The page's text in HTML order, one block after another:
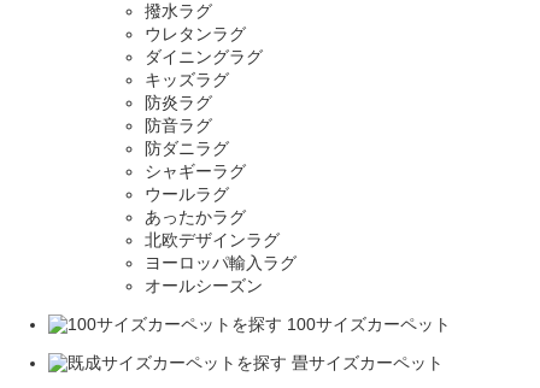
撥水ラグ
ウレタンラグ
ダイニングラグ
キッズラグ
防炎ラグ
防音ラグ
防ダニラグ
シャギーラグ
ウールラグ
あったかラグ
北欧デザインラグ
ヨーロッパ輸入ラグ
オールシーズン
100サイズカーペット
畳サイズカーペット